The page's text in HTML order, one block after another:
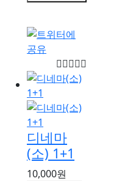
디네마
(소) 1+1
10,000원